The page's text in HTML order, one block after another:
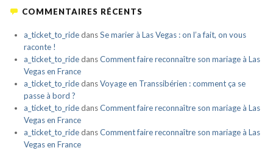
COMMENTAIRES RÉCENTS
a_ticket_to_ridedansSe marier à Las Vegas : on l’a fait, on vous
raconte !
a_ticket_to_ridedansComment faire reconnaître son mariage à Las
Vegas en France
a_ticket_to_ridedansVoyage en Transsibérien : comment ça se
passe à bord ?
a_ticket_to_ridedansComment faire reconnaître son mariage à Las
Vegas en France
a_ticket_to_ridedansComment faire reconnaître son mariage à Las
Vegas en France